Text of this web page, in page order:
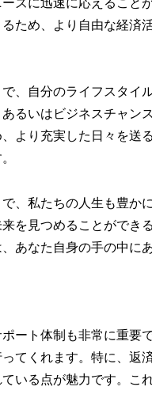
ため、より自由な経済
、自分のライフスタイ
るいはビジネスチャン
より充実した日々を送
、私たちの人生も豊か
を見つめることができ
あなた自身の手の中にあ
ート体制も非常に重要
てくれます。特に、返
いる点が魅力です。こ